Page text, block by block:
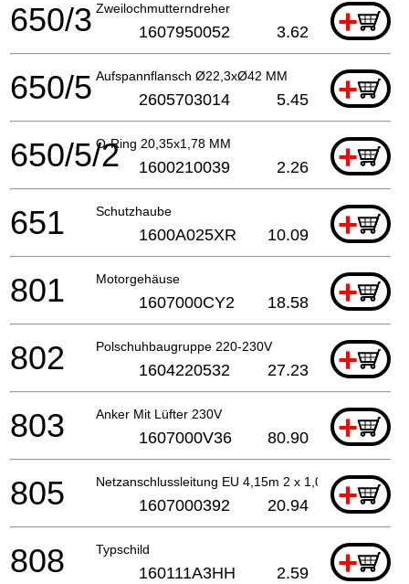
Zweilochmutterndreher +
650/3 1607950052 3.62
Aufspannflansch Ø22,3xØ42 MM +
650/5 2605703014 5.45
O-Ring 20,35x1,78 MM +
650/5/2 1600210039 2.26
Schutzhaube +
651 1600A025XR 10.09
Motorgehäuse +
801 1607000CY2 18.58
Polschuhbaugruppe 220-230V +
802 1604220532 27.23
Anker Mit Lüfter 230V +
803 1607000V36 80.90
Netzanschlussleitung EU 4,15m 2 x 1,0mm H07 RN-F
+
805 1607000392 20.94
Typschild +
808 160111A3HH 2.59